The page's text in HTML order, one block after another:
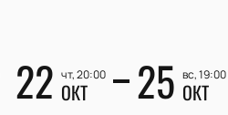
22 чт, 20:00
ОКТ 25 вс, 19:00
ОКТ